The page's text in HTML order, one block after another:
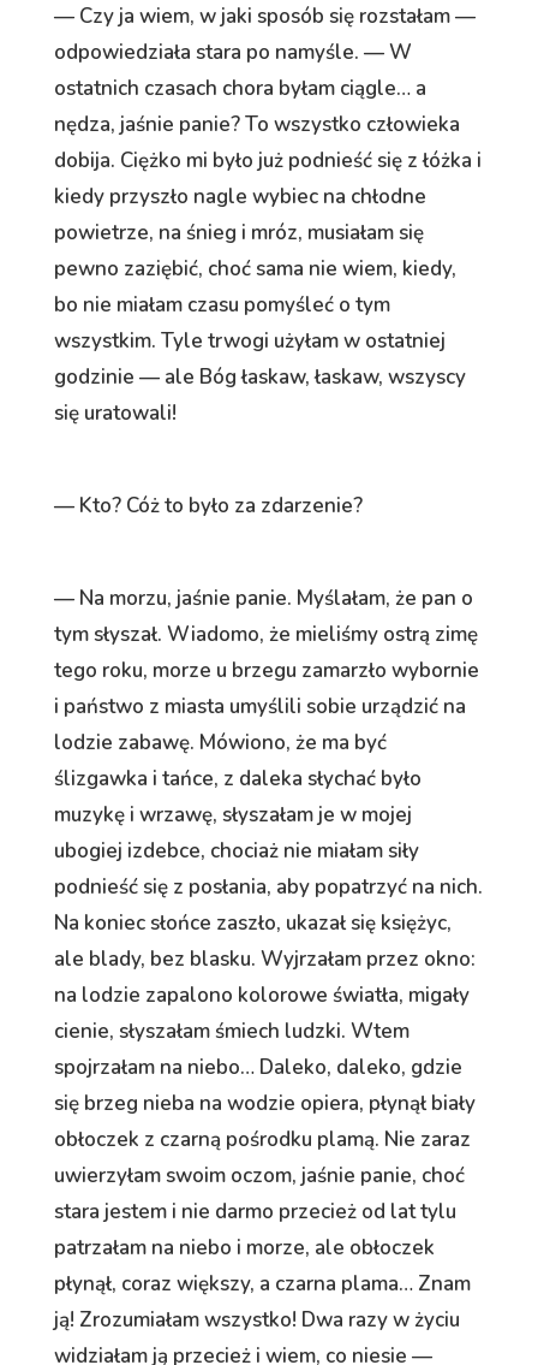
— Czy ja wiem, w jaki sposób się rozstałam —
odpowiedziała stara po namyśle. — W
ostatnich czasach chora byłam ciągle… a
nędza, jaśnie panie? To wszystko człowieka
dobija. Ciężko mi było już podnieść się z łóżka i
kiedy przyszło nagle wybiec na chłodne
powietrze, na śnieg i mróz, musiałam się
pewno zaziębić, choć sama nie wiem, kiedy,
bo nie miałam czasu pomyśleć o tym
wszystkim. Tyle trwogi użyłam w ostatniej
godzinie — ale Bóg łaskaw, łaskaw, wszyscy
się uratowali!
— Kto? Cóż to było za zdarzenie?
— Na morzu, jaśnie panie. Myślałam, że pan o
tym słyszał. Wiadomo, że mieliśmy ostrą zimę
tego roku, morze u brzegu zamarzło wybornie
i państwo z miasta umyślili sobie urządzić na
lodzie zabawę. Mówiono, że ma być
ślizgawka i tańce, z daleka słychać było
muzykę i wrzawę, słyszałam je w mojej
ubogiej izdebce, chociaż nie miałam siły
podnieść się z posłania, aby popatrzyć na nich.
Na koniec słońce zaszło, ukazał się księżyc,
ale blady, bez blasku. Wyjrzałam przez okno:
na lodzie zapalono kolorowe światła, migały
cienie, słyszałam śmiech ludzki. Wtem
spojrzałam na niebo… Daleko, daleko, gdzie
się brzeg nieba na wodzie opiera, płynął biały
obłoczek z czarną pośrodku plamą. Nie zaraz
uwierzyłam swoim oczom, jaśnie panie, choć
stara jestem i nie darmo przecież od lat tylu
patrzałam na niebo i morze, ale obłoczek
płynął, coraz większy, a czarna plama… Znam
ją! Zrozumiałam wszystko! Dwa razy w życiu
widziałam ją przecież i wiem, co niesie —